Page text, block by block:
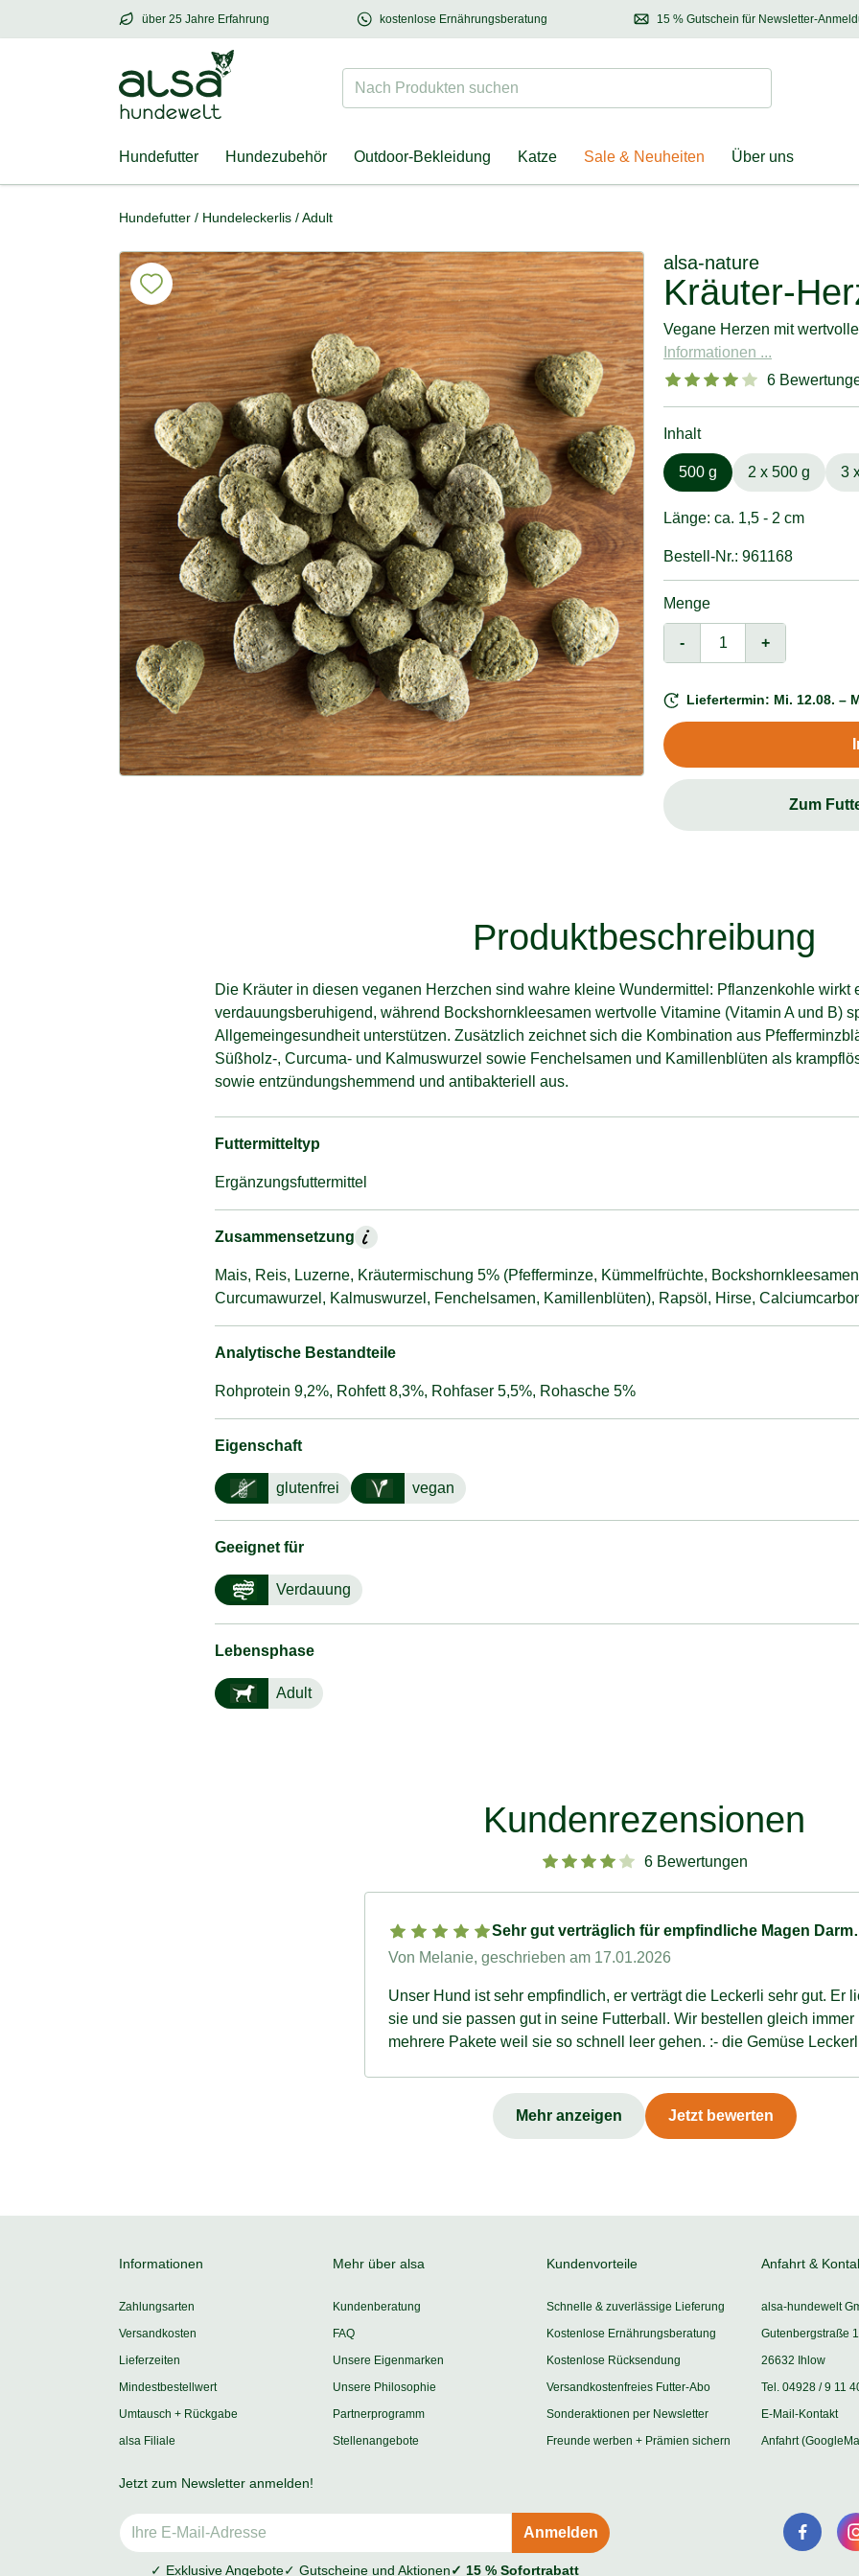
über 25 Jahre Erfahrung
über25 Jahre Erfahrung – mit Herz für Hund & Halter 15 % Gutschein für Newsletter-
Entdecken Sie
kostenlose Ernährungsberatung
Kontaktieren Sie unsere
Ernährungsberatung:
Nach Produkten suchen Suchen
Hundefutter Hundezubehör Outdoor-Bekleidung Katze Sale & Neuheiten Über uns
Hundefutter / Hundeleckerlis /Adult
alsa-nature
Kräuter-
Vegane Herzen mit
Informationen ...
6
Inhalt
500 g 2 x 500 g 3
Länge: ca. 1,5 - 2 cm
Bestell-Nr.: 961168
Menge
- +
Liefertermin: Mi. 12.08. –
Zum
Produktbeschreibung
Die Kräuter in diesen veganen Herzchen sind wahre kleine Wundermittel: Pflanzenkohle wirkt
verdauungsberuhigend, während Bockshornkleesamen wertvolle Vitamine (Vitamin A und B)
Allgemeingesundheit unterstützen. Zusätzlich zeichnet sich die Kombination aus
Süßholz-, Curcuma- und Kalmuswurzel sowie Fenchelsamen und Kamillenblüten als
sowie entzündungshemmend und antibakteriell aus.
Futtermitteltyp
Ergänzungsfuttermittel
Zusammensetzung
Mais, Reis, Luzerne, Kräutermischung 5% (Pfefferminze, Kümmelfrüchte,
Curcumawurzel, Kalmuswurzel, Fenchelsamen, Kamillenblüten), Rapsöl, Hirse,
Analytische Bestandteile
Rohprotein 9,2%, Rohfett 8,3%, Rohfaser 5,5%, Rohasche 5%
Eigenschaft
glutenfrei vegan
Geeignet für
Verdauung
Lebensphase
Adult
Kundenrezensionen
6 Bewertungen
Sehr gut verträglich für empfindliche Magen Darm
Hunde
Von Melanie, geschrieben am 17.01.2026
Unser Hund ist sehr empfindlich, er verträgt die Leckerli sehr gut. Er liebt
sie und sie passen gut in seine Futterball. Wir bestellen gleich immer
mehrere Pakete weil sie so schnell leer gehen. :- die Gemüse
Mehr anzeigen Jetzt bewerten
Informationen
Zahlungsarten
Versandkosten
Lieferzeiten
Mindestbestellwert
Umtausch + Rückgabe
alsa Filiale
Mehr über alsa
Kundenberatung
FAQ
Unsere Eigenmarken
Unsere Philosophie
Partnerprogramm
Stellenangebote
Kundenvorteile
Schnelle & zuverlässige Lieferung
Kostenlose Ernährungsberatung
Kostenlose Rücksendung
Versandkostenfreies Futter-Abo
Sonderaktionen per Newsletter
Freunde werben + Prämien sichern
Anfahrt &
alsa-hundewelt
Gutenbergstraße
26632 Ihlow
Tel. 04928 / 9 11
E-Mail-Kontakt
Anfahrt
Jetzt zum Newsletter anmelden!
✓ Exklusive Angebote✓ Gutscheine und Aktionen✓ 15 % Sofortrabatt